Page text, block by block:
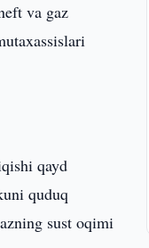
va gaz
qayd
quduq
sust oqimi